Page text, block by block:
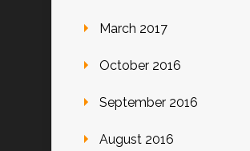
March 2017
October 2016
September 2016
August 2016